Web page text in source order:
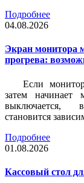
Подробнее
04.08.2026
Экран монитора
прогрева:
Если
затем начинает
выключается,
становится
Подробнее
01.08.2026
Кассовый стол